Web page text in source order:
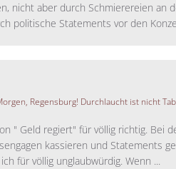
nicht aber durch Schmierereien an
politische Statements vor den
Regensburg! Durchlaucht ist nicht
" Geld regiert" für völlig richtig. Bei
kassieren und Statements
für völlig unglaubwürdig. Wenn ...